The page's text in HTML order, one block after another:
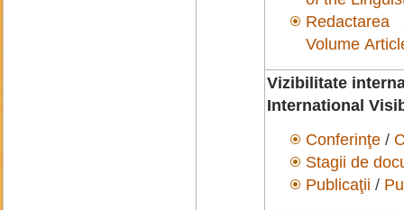
Volume
Vizibilitate
International
Conferinţe /
Stagii de
Publicaţii /